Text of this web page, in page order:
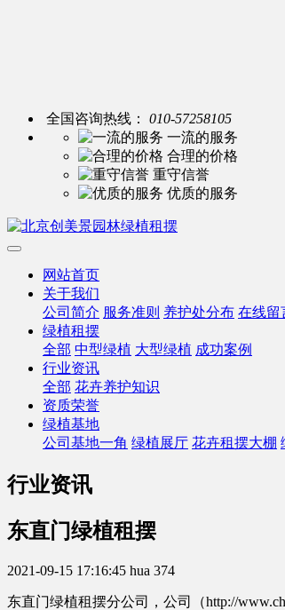
全国咨询热线：
010-57258105
一流的服务
合理的价格
重守信誉
优质的服务
网站首页
关于我们
公司简介 服务准则 养护处分布 在线留
绿植租摆
全部 中型绿植 大型绿植 成功案例
行业资讯
全部 花卉养护知识
资质荣誉
绿植基地
公司基地一角 绿植展厅 花卉租摆大棚
行业资讯
东直门绿植租摆
2021-09-15 17:16:45 hua 374
东直门绿植租摆分公司，公司（http://